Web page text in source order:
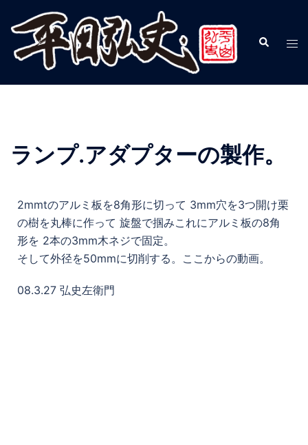
ランプ.アダプターの製作。
2mmtのアルミ板を8角形に切って 3mm穴を3つ開け栗
の樹を丸棒に作って 旋盤で掴みこれにアルミ板の8角
形を 2本の3mm木ネジで固定。
そして外径を50mmに切削する。ここからの動画。
08.3.27 弘史左衛門